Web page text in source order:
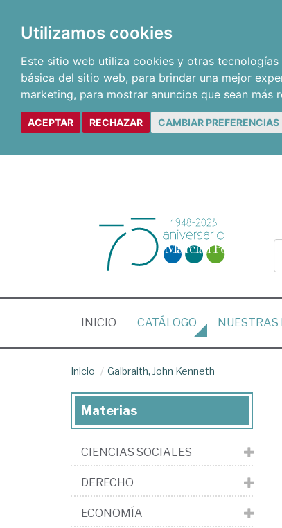
Utilizamos cookies
Este sitio web utiliza cookies y otras
básica del sitio web, para brindar una mejor
marketing, para mostrar anuncios que sean más
ACEPTAR RECHAZAR CAMBIAR PREFERENCIAS
INICIO (CURRENT)
CATÁLOGO NUESTRAS
Inicio Galbraith, John Kenneth
Materias
CIENCIAS SOCIALES
DERECHO
ECONOMÍA